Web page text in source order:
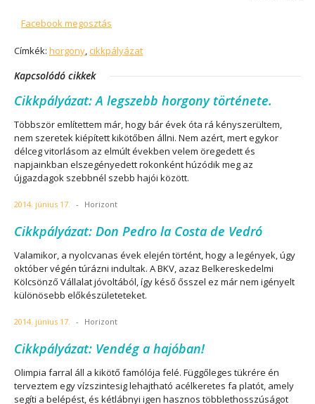
Facebook megosztás
Címkék: horgony,cikkpályázat
Kapcsolódó cikkek
Cikkpályázat: A legszebb horgony története.
Többször említettem már, hogy bár évek óta rá kényszerültem,
nem szeretek kiépített kikötőben állni. Nem azért, mert egykor
délceg vitorlásom az elmúlt években velem öregedett és
napjainkban elszegényedett rokonként húzódik meg az
újgazdagok szebbnél szebb hajói között.
2014. június 17. - Horizont
Cikkpályázat: Don Pedro la Costa de Vedró
Valamikor, a nyolcvanas évek elején történt, hogy a legények, úgy
október végén túrázni indultak. A BKV, azaz Belkereskedelmi
Kölcsönző Vállalat jóvoltából, így késő ősszel ez már nem igényelt
különösebb előkészületeteket.
2014. június 17. - Horizont
Cikkpályázat: Vendég a hajóban!
Olimpia farral áll a kikötő famólója felé. Függőleges tükrére én
terveztem egy vízszintesig lehajtható acélkeretes fa platót, amely
segíti a belépést, és kétlábnyi igen hasznos többlethosszúságot